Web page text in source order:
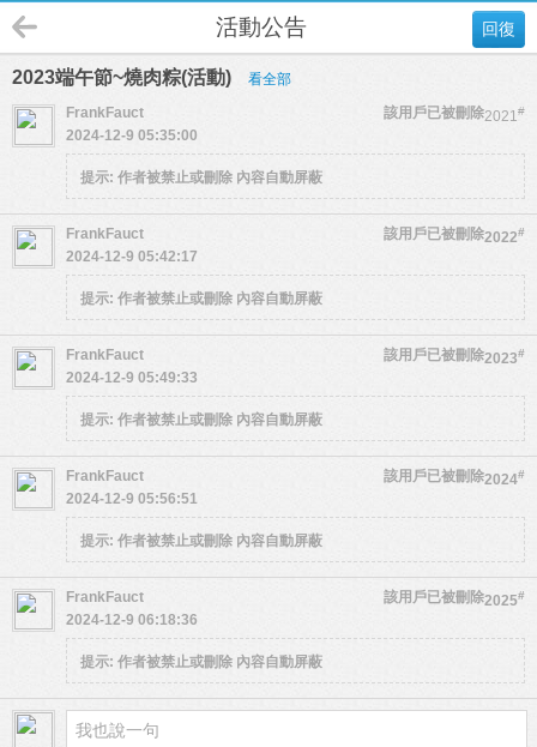
回復
活動公告
2023端午節~燒肉粽(活動) 看全部
2021#
FrankFauct
該用戶已被刪除
2024-12-9 05:35:00
提示: 作者被禁止或刪除 內容自動屏蔽
2022#
FrankFauct
該用戶已被刪除
2024-12-9 05:42:17
提示: 作者被禁止或刪除 內容自動屏蔽
2023#
FrankFauct
該用戶已被刪除
2024-12-9 05:49:33
提示: 作者被禁止或刪除 內容自動屏蔽
2024#
FrankFauct
該用戶已被刪除
2024-12-9 05:56:51
提示: 作者被禁止或刪除 內容自動屏蔽
2025#
FrankFauct
該用戶已被刪除
2024-12-9 06:18:36
提示: 作者被禁止或刪除 內容自動屏蔽